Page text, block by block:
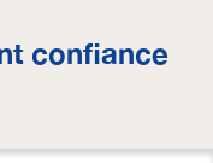
confiance